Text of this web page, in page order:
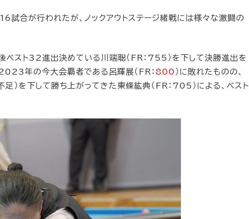
合が行われたが、ノックアウトステージ緒戦には様々な激闘の
ベスト32進出決めている川端聡（FR：755）を下して決勝進出を
年の今大会覇者である呂輝展（FR： 800 ）に敗れたものの、
を下して勝ち上がってきた東條紘典（FR：705）による、ベスト